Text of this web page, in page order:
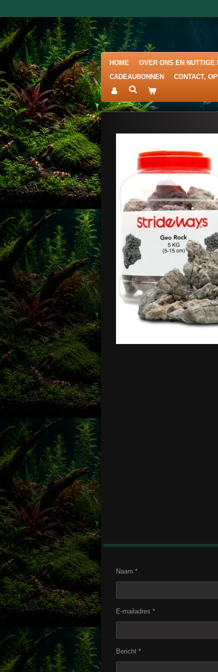
direct
naar
de
hoofdinhoud
HOME OVER ONS EN NUTTIGE
CADEAUBONNEN
CONTACT,
Naam *
E-mailadres *
Bericht *